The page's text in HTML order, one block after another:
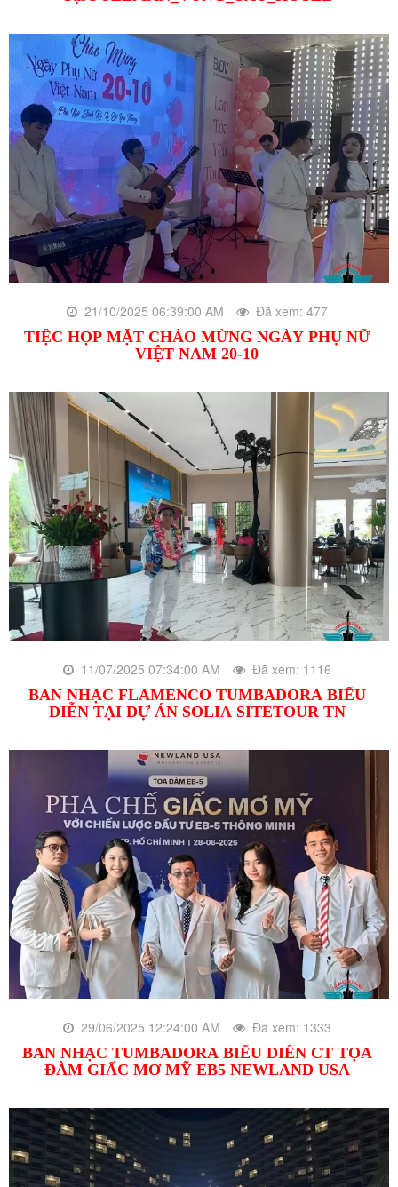
21/10/2025 06:39:00 AM Đã xem: 477
TIỆC HỌP MẶT CHÀO MỪNG NGÀY PHỤ NỮ
VIỆT NAM 20-10
11/07/2025 07:34:00 AM Đã xem: 1116
BAN NHẠC FLAMENCO TUMBADORA BIỂU
DIỄN TẠI DỰ ÁN SOLIA SITETOUR TN
29/06/2025 12:24:00 AM Đã xem: 1333
BAN NHẠC TUMBADORA BIỂU DIỄN CT TỌA
ĐÀM GIẤC MƠ MỸ EB5 NEWLAND USA